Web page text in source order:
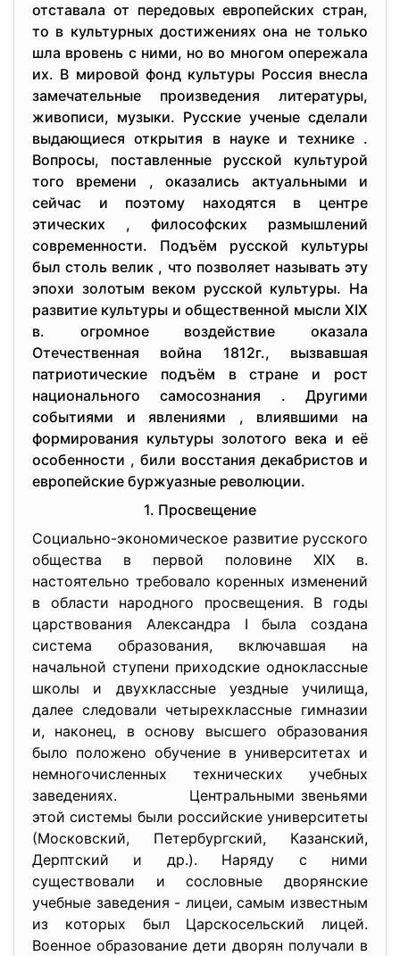
отставала от передовых европейских стран,
то в культурных достижениях она не только
шла вровень с ними, но во многом опережала
их. В мировой фонд культуры Россия внесла
замечательные произведения литературы,
живописи, музыки. Русские ученые сделали
выдающиеся открытия в науке и технике .
Вопросы, поставленные русской культурой
того времени , оказались актуальными и
сейчас и поэтому находятся в центре
этических , философских размышлений
современности. Подъём русской культуры
был столь велик , что позволяет называть эту
эпохи золотым веком русской культуры. На
развитие культуры и общественной мысли XIX
в. огромное воздействие оказала
Отечественная война 1812г., вызвавшая
патриотические подъём в стране и рост
национального самосознания . Другими
событиями и явлениями , влиявшими на
формирования культуры золотого века и её
особенности , били восстания декабристов и
европейские буржуазные революции.
1. Просвещение
Социально-экономическое развитие русского
общества в первой половине XIX в.
настоятельно требовало коренных изменений
в области народного просвещения. В годы
царствования Александра I была создана
система образования, включавшая на
начальной ступени приходские одноклассные
школы и двухклассные уездные училища,
далее следовали четырехклассные гимназии
и, наконец, в основу высшего образования
было положено обучение в университетах и
немногочисленных технических учебных
заведениях. Центральными звеньями
этой системы были российские университеты
(Московский, Петербургский, Казанский,
Дерптский и др.). Наряду с ними
существовали и сословные дворянские
учебные заведения - лицеи, самым известным
из которых был Царскосельский лицей.
Военное образование дети дворян получали в